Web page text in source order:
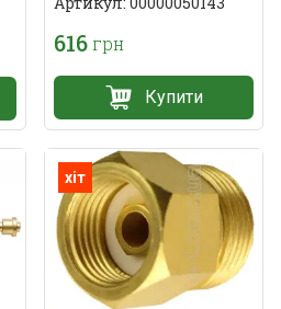
616грн
Купити
хіт